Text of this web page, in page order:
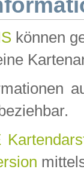
können
beziehbar.